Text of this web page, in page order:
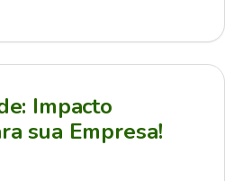
Impacto
sua Empresa!